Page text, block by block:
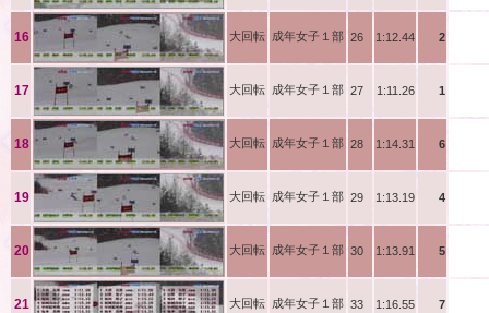
16 大回転 成年女子１部 26 1:12.44 2
17 大回転 成年女子１部 27 1:11.26 1
18 大回転 成年女子１部 28 1:14.31 6
19 大回転 成年女子１部 29 1:13.19 4
20 大回転 成年女子１部 30 1:13.91 5
21 大回転 成年女子１部 33 1:16.55 7